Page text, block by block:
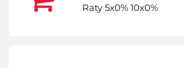
Raty 5x0% 10x0%